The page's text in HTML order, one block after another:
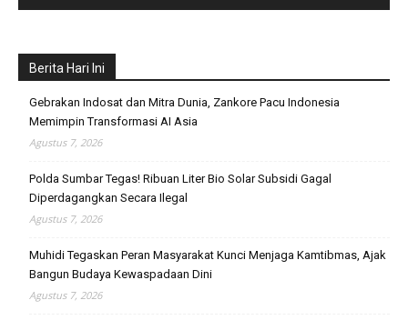
Berita Hari Ini
Gebrakan Indosat dan Mitra Dunia, Zankore Pacu Indonesia
Memimpin Transformasi AI Asia
Agustus 7, 2026
Polda Sumbar Tegas! Ribuan Liter Bio Solar Subsidi Gagal
Diperdagangkan Secara Ilegal
Agustus 7, 2026
Muhidi Tegaskan Peran Masyarakat Kunci Menjaga Kamtibmas, Ajak
Bangun Budaya Kewaspadaan Dini
Agustus 7, 2026